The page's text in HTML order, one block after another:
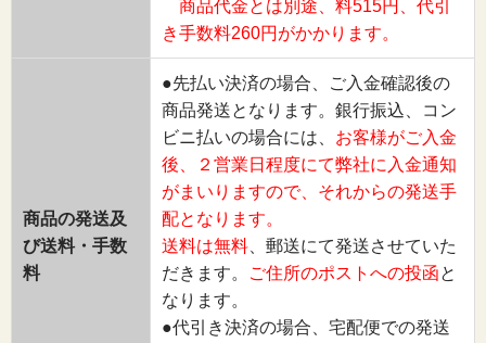
商品代金とは別途、料515円、代引
き手数料260円がかかります。
商品の発送及
び送料・手数
料
●先払い決済の場合、ご入金確認後の
商品発送となります。銀行振込、コン
ビニ払いの場合には、 お客様がご入金
後、２営業日程度にて弊社に入金通知
がまいりますので、それからの発送手
配となります。
送料は無料、郵送にて発送させていた
だきます。
ご住所のポストへの投函と
なります。
●代引き決済の場合、宅配便での発送